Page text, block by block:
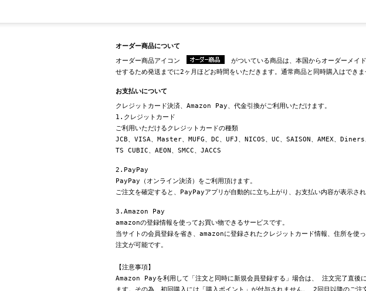
オーダー商品について
オーダー商品アイコン
がついている商品は、本国からオーダーメイ
せするため発送までに2ヶ月ほどお時間をいただきます。通常商品と同時購入はできま
お支払いについて
クレジットカード決済、Amazon Pay、代金引換がご利用いただけます。
1.クレジットカード
ご利用いただけるクレジットカードの種類
JCB、VISA、Master、MUFG、DC、UFJ、NICOS、UC、SAISON、AMEX、
TS CUBIC、AEON、SMCC、JACCS
2.PayPay
PayPay（オンライン決済）をご利用頂けます。
ご注文を確定すると、PayPayアプリが自動的に立ち上がり、お支払い内容が表示され
3.Amazon Pay
amazonの登録情報を使ってお買い物できるサービスです。
当サイトの会員登録を省き、amazonに登録されたクレジットカード情報、住所を使
注文が可能です。
【注意事項】
Amazon Payを利用して「注文と同時に新規会員登録する」場合は、 注文完了直後